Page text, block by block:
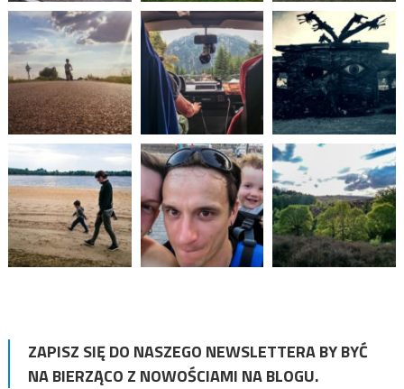
ZAPISZ SIĘ DO NASZEGO NEWSLETTERA BY BYĆ
NA BIERZĄCO Z NOWOŚCIAMI NA BLOGU.